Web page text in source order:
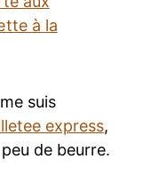
à la
suis
express,
de beurre.